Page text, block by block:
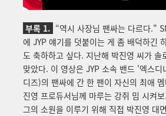
부록 1. “역시 사장님 팬싸는 다르다."
에 JYP 얘기를 덧붙이는 게 좀 배덕하긴
도 축하하고 싶다. 지난해 박진영 씨가 솔
맞았다. 이 영상은 JYP 소속 밴드 '엑스
디즈)의 팬싸에 간 한 팬이 자신의 최애
진영 프로듀서님께 마루는 강쥐 밈 시켜
그의 소원을 이루기 위해 직접 박진영 대